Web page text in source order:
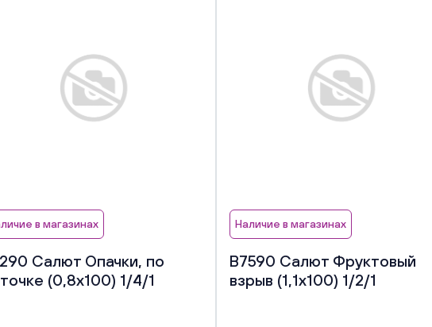
в магазинах
Салют Опачки, по
(0,8х100) 1/4/1
Наличие в магазинах
В7590 Салют Фруктовый
взрыв (1,1х100) 1/2/1